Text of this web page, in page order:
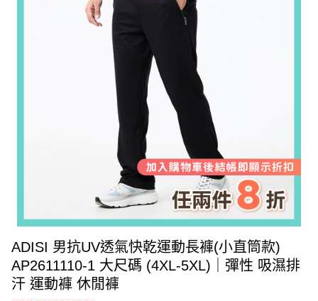
ADISI 男抗UV透氣快乾運動長褲(小直筒款)
AP2611110-1 大尺碼 (4XL-5XL)｜彈性 吸濕排
汗 運動褲 休閒褲